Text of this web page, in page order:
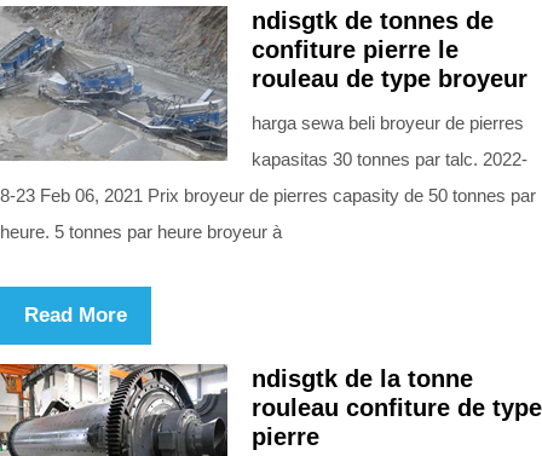
ndisgtk de tonnes de
confiture pierre le
rouleau de type broyeur
harga sewa beli broyeur de pierres
kapasitas 30 tonnes par talc. 2022-
8-23 Feb 06, 2021 Prix broyeur de pierres capasity de 50 tonnes par
heure. 5 tonnes par heure broyeur à
Read More
ndisgtk de la tonne
rouleau confiture de type
pierre